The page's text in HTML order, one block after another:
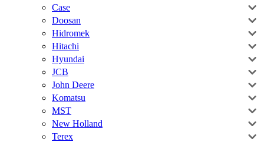
Case
Doosan
Hidromek
Hitachi
Hyundai
JCB
John Deere
Komatsu
MST
New Holland
Terex